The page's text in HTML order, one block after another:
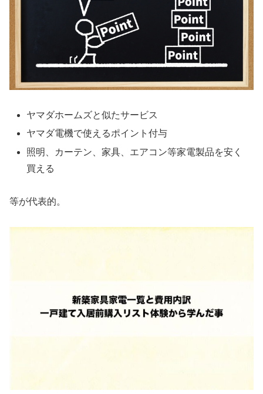
ヤマダホームズと似たサービス
ヤマダ電機で使えるポイント付与
照明、カーテン、家具、エアコン等家電製品を安く
買える
等が代表的。